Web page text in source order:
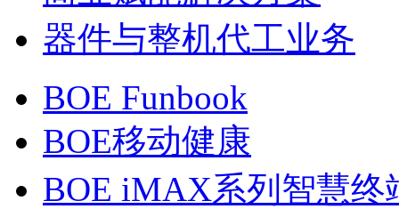
器件与整机代工业务
BOE Funbook
BOE移动健康
BOE iMAX系列智慧终